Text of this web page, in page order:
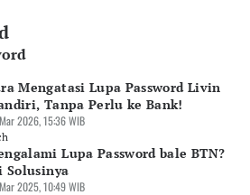
Mengatasi Lupa Password Livin
Tanpa Perlu ke Bank!
2026, 15:36 WIB
Lupa Password bale BTN?
Solusinya
2025, 10:49 WIB